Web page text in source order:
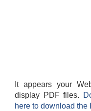
It appears your
display PDF files.
here to download the